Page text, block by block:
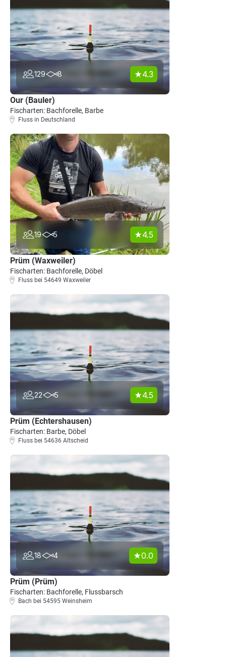
129 8 4.3
Our (Bauler)
Fischarten: Bachforelle, Barbe
Fluss in Deutschland
19 5 4.5
Prüm (Waxweiler)
Fischarten: Bachforelle, Döbel
Fluss bei 54649 Waxweiler
22 5 4.5
Prüm (Echtershausen)
Fischarten: Barbe, Döbel
Fluss bei 54636 Altscheid
18 4 0.0
Prüm (Prüm)
Fischarten: Bachforelle, Flussbarsch
Bach bei 54595 Weinsheim